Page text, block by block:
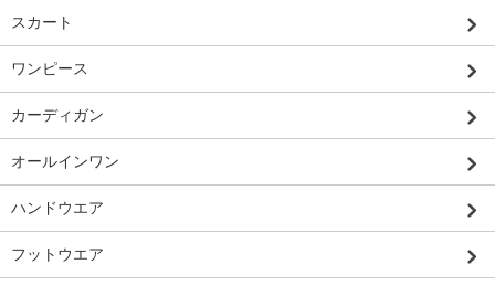
スカート
ワンピース
カーディガン
オールインワン
ハンドウエア
フットウエア